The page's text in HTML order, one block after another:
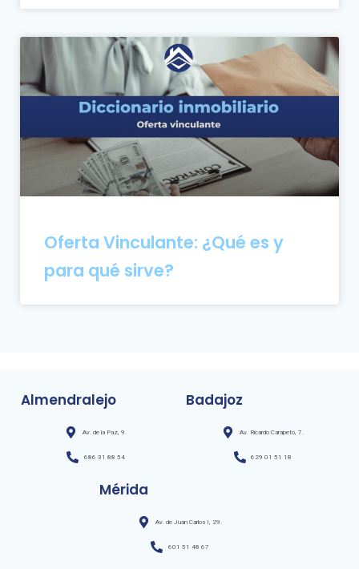
Oferta Vinculante: ¿Qué es y
para qué sirve?
Almendralejo
Av. de la Paz, 9.
686 31 88 54
Badajoz
Av. Ricardo Carapeto, 7.
629 01 51 18
Mérida
Av. de Juan Carlos I, 29.
601 51 48 67